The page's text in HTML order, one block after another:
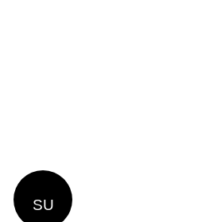
SU